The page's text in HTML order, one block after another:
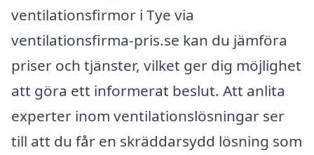
ventilationsfirmor i Tye via
ventilationsfirma-pris.se kan du jämföra
priser och tjänster, vilket ger dig möjlighet
att göra ett informerat beslut. Att anlita
experter inom ventilationslösningar ser
till att du får en skräddarsydd lösning som